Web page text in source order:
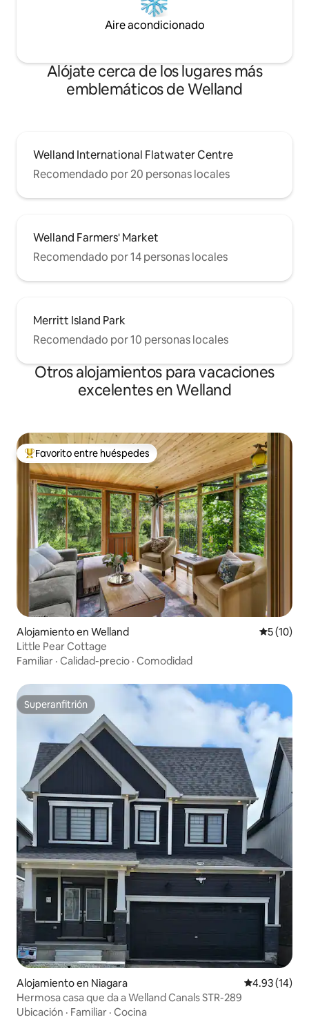
Aire acondicionado
Alójate cerca de los lugares más
emblemáticos de Welland
Welland International Flatwater Centre
Recomendado por 20 personas locales
Welland Farmers' Market
Recomendado por 14 personas locales
Merritt Island Park
Recomendado por 10 personas locales
Otros alojamientos para vacaciones
excelentes en Welland
Favorito entre huéspedes preferido
Favorito entre huéspedes
Alojamiento en Welland
5 (10)
Little Pear Cottage
Familiar · Calidad-precio · Comodidad
Superanfitrión
Superanfitrión
Alojamiento en Niagara Calificación
4.93 (14)
Hermosa casa que da a Welland Canals STR-289
Ubicación · Familiar · Cocina